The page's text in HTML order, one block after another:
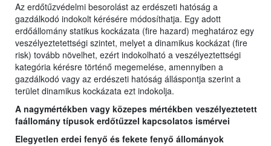
Az erdőtűzvédelmi besorolást az erdészeti hatóság a
gazdálkodó indokolt kérésére módosíthatja. Egy adott
erdőállomány statikus kockázata (fire hazard) meghatároz egy
veszélyeztetettségi szintet, melyet a dinamikus kockázat (fire
risk) tovább növelhet, ezért indokolható a veszélyeztettségi
kategória kérésre történő megemelése, amennyiben a
gazdálkodó vagy az erdészeti hatóság álláspontja szerint a
terület dinamikus kockázata ezt indokolja.
A nagymértékben vagy közepes mértékben veszélyeztetett
faállomány típusok erdőtűzzel kapcsolatos ismérvei
Elegyetlen erdei fenyő és fekete fenyő állományok